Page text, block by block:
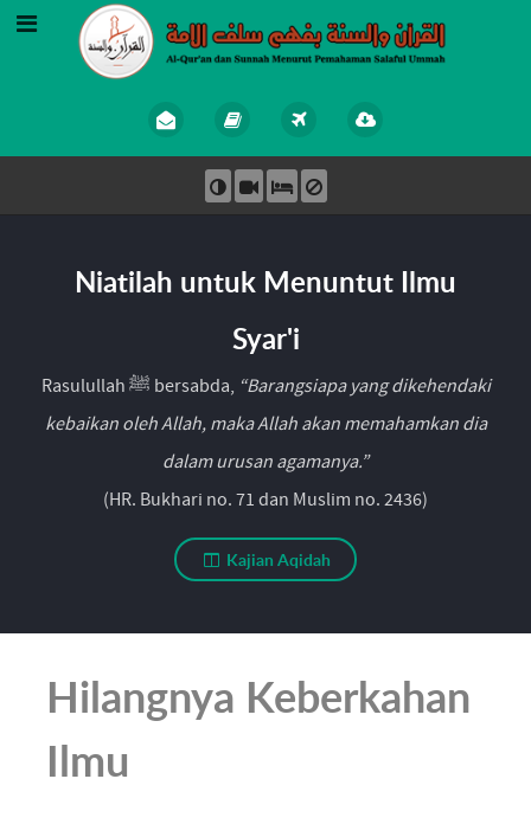
Niatilah untuk Menuntut Ilmu
Syar'i
Rasulullah ﷺ bersabda, “Barangsiapa yang dikehendaki
kebaikan oleh Allah, maka Allah akan memahamkan dia
dalam urusan agamanya.”
(HR. Bukhari no. 71 dan Muslim no. 2436)
Kajian Aqidah
Hilangnya Keberkahan
Ilmu